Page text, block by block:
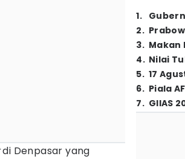
di Denpasar yang
1.
2.
3. Makan
4. Nilai
5. 17
6. Piala
7. GIIAS